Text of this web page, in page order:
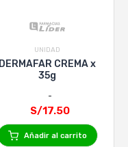
UNIDAD
DERMAFAR CREMA x
35g
S/17.50
Añadir al carrito